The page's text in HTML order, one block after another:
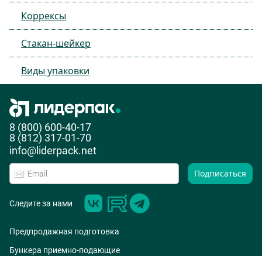
Коррексы
Стакан-шейкер
Виды упаковки
8 (800) 600-40-17
8 (812) 317-01-70
info@liderpack.net
Подписаться
Следите за нами
Предпродажная подготовка
Бункера приемно-подающие